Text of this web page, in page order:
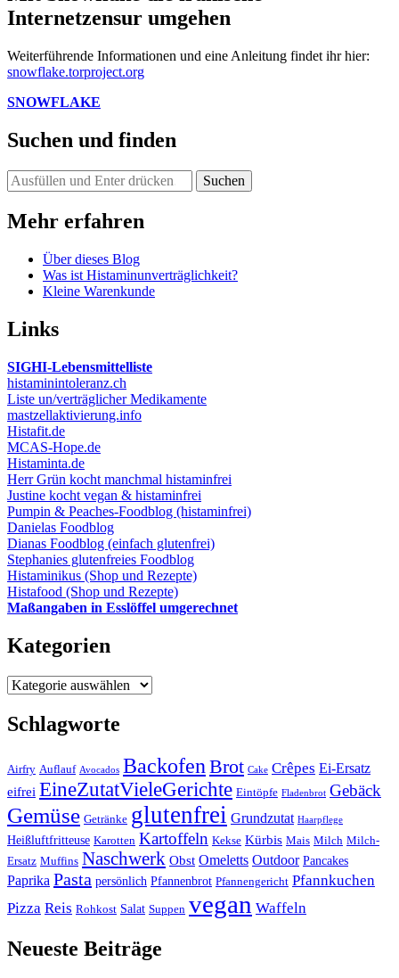
Internetzensur umgehen
Weiterführende Informationen und eine Anleitung findet ihr hier:
snowflake.torproject.org
SNOWFLAKE
Suchen und finden
Suchst
du
etwas?
Mehr erfahren
Über dieses Blog
Was ist Histaminunverträglichkeit?
Kleine Warenkunde
Links
SIGHI-Lebensmittelliste
histaminintoleranz.ch
Liste un/verträglicher Medikamente
mastzellaktivierung.info
Histafit.de
MCAS-Hope.de
Histaminta.de
Herr Grün kocht manchmal histaminfrei
Justine kocht vegan & histaminfrei
Pumpin & Peaches-Foodblog (histaminfrei)
Danielas Foodblog
Dianas Foodblog (einfach glutenfrei)
Stephanies glutenfreies Foodblog
Histaminikus (Shop und Rezepte)
Histafood (Shop und Rezepte)
Maßangaben in Esslöffel umgerechnet
Kategorien
Kategorien
Schlagworte
Airfry Auflauf Avocados BackofenBrot Cake Crêpes Ei-Ersatz
eifrei EineZutatVieleGerichte Eintöpfe Fladenbrot Gebäck
Gemüse Getränke glutenfrei Grundzutat Haarpflege
Heißluftfritteuse Karotten Kartoffeln Kekse Kürbis Mais Milch Milch-
Ersatz Muffins Naschwerk Obst Omeletts Outdoor Pancakes
Paprika Pasta persönlich Pfannenbrot Pfannengericht Pfannkuchen
Pizza Reis Rohkost Salat Suppen vegan Waffeln
Neueste Beiträge